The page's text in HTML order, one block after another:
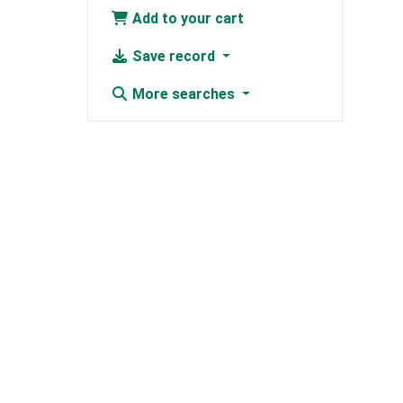
Add to your cart
Save record
More searches